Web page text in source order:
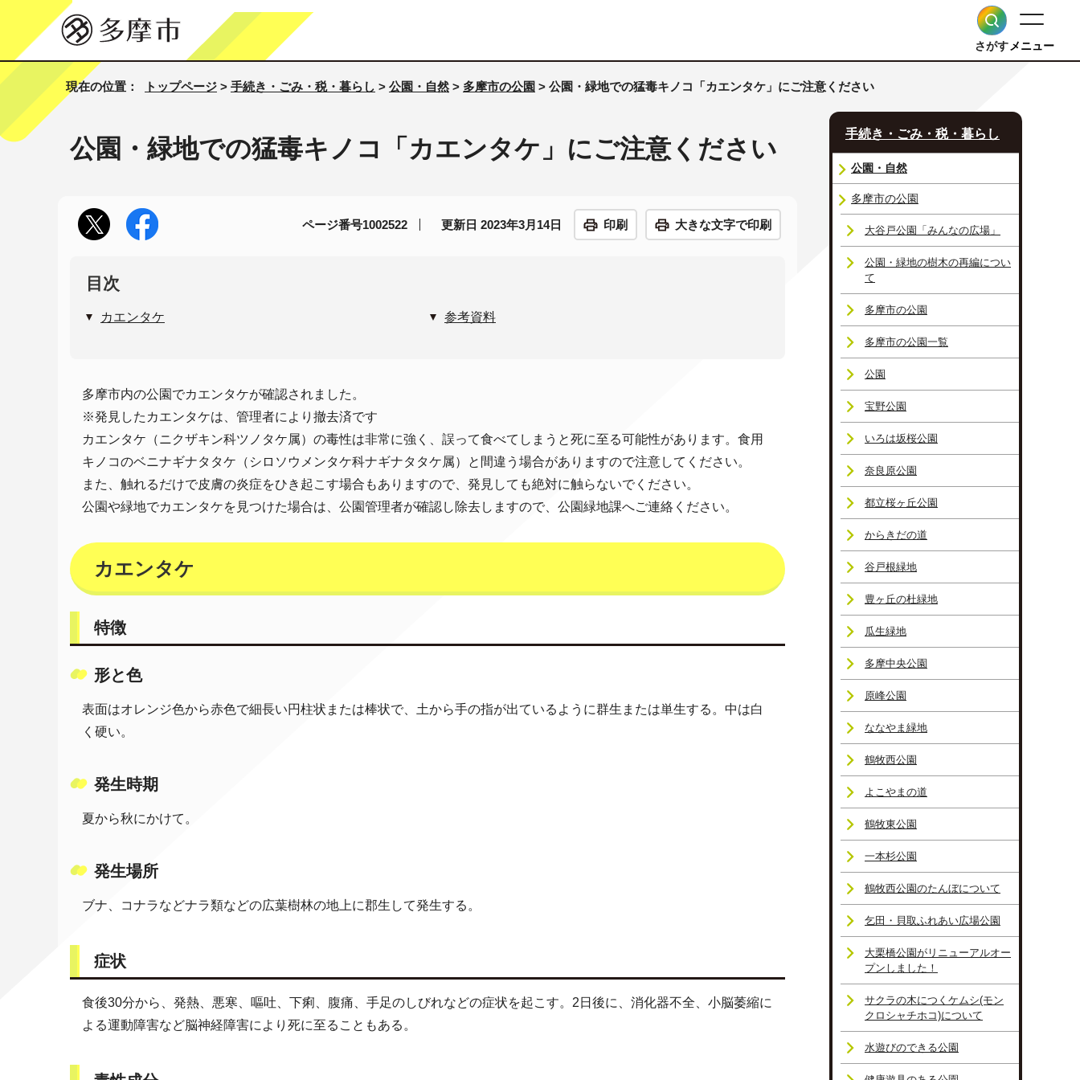
さがすメニュー
現在の位置： トップページ > 手続き・ごみ・税・暮らし > 公園・自然> 多摩市の公園 > 公園・緑地での猛毒キノコ「カエンタケ」にご注意ください
公園・緑地での猛毒キノコ「カエンタケ」にご注意ください
ページ番号1002522 更新日 2023年3月14日 印刷 大きな文字で印刷
目次
カエンタケ 参考資料
多摩市内の公園でカエンタケが確認されました。
※発見したカエンタケは、管理者により撤去済です
カエンタケ（ニクザキン科ツノタケ属）の毒性は非常に強く、誤って食べてしまうと死に至る可能性があります。食用
キノコのベニナギナタタケ（シロソウメンタケ科ナギナタタケ属）と間違う場合がありますので注意してください。
また、触れるだけで皮膚の炎症をひき起こす場合もありますので、発見しても絶対に触らないでください。
公園や緑地でカエンタケを見つけた場合は、公園管理者が確認し除去しますので、公園緑地課へご連絡ください。
カエンタケ
特徴
形と色
表面はオレンジ色から赤色で細長い円柱状または棒状で、土から手の指が出ているように群生または単生する。中は白
く硬い。
発生時期
夏から秋にかけて。
発生場所
ブナ、コナラなどナラ類などの広葉樹林の地上に郡生して発生する。
症状
食後30分から、発熱、悪寒、嘔吐、下痢、腹痛、手足のしびれなどの症状を起こす。2日後に、消化器不全、小脳萎縮に
よる運動障害など脳神経障害により死に至ることもある。
手続き・ごみ・税・暮らし
公園・自然
多摩市の公園
大谷戸公園「みんなの広場」
公園・緑地の樹木の再編につい
て
多摩市の公園
多摩市の公園一覧
公園
宝野公園
いろは坂桜公園
奈良原公園
都立桜ヶ丘公園
からきだの道
谷戸根緑地
豊ヶ丘の杜緑地
瓜生緑地
多摩中央公園
原峰公園
ななやま緑地
鶴牧西公園
よこやまの道
鶴牧東公園
一本杉公園
鶴牧西公園のたんぼについて
乞田・貝取ふれあい広場公園
大栗橋公園がリニューアルオー
プンしました！
サクラの木につくケムシ(モン
クロシャチホコ)について
水遊びのできる公園